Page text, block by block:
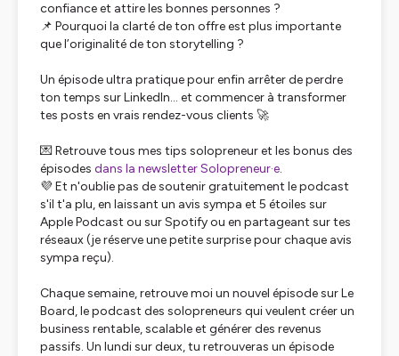
confiance et attire les bonnes personnes ?
📌 Pourquoi la clarté de ton offre est plus importante
que l’originalité de ton storytelling ?
Un épisode ultra pratique pour enfin arrêter de perdre
ton temps sur LinkedIn… et commencer à transformer
tes posts en vrais rendez-vous clients 🚀
💌 Retrouve tous mes tips solopreneur et les bonus des
épisodes dans la newsletter Solopreneur·e.
💜 Et n'oublie pas de soutenir gratuitement le podcast
s'il t'a plu, en laissant un avis sympa et 5 étoiles sur
Apple Podcast ou sur Spotify ou en partageant sur tes
réseaux (je réserve une petite surprise pour chaque avis
sympa reçu).
Chaque semaine, retrouve moi un nouvel épisode sur Le
Board, le podcast des solopreneurs qui veulent créer un
business rentable, scalable et générer des revenus
passifs. Un lundi sur deux, tu retrouveras un épisode